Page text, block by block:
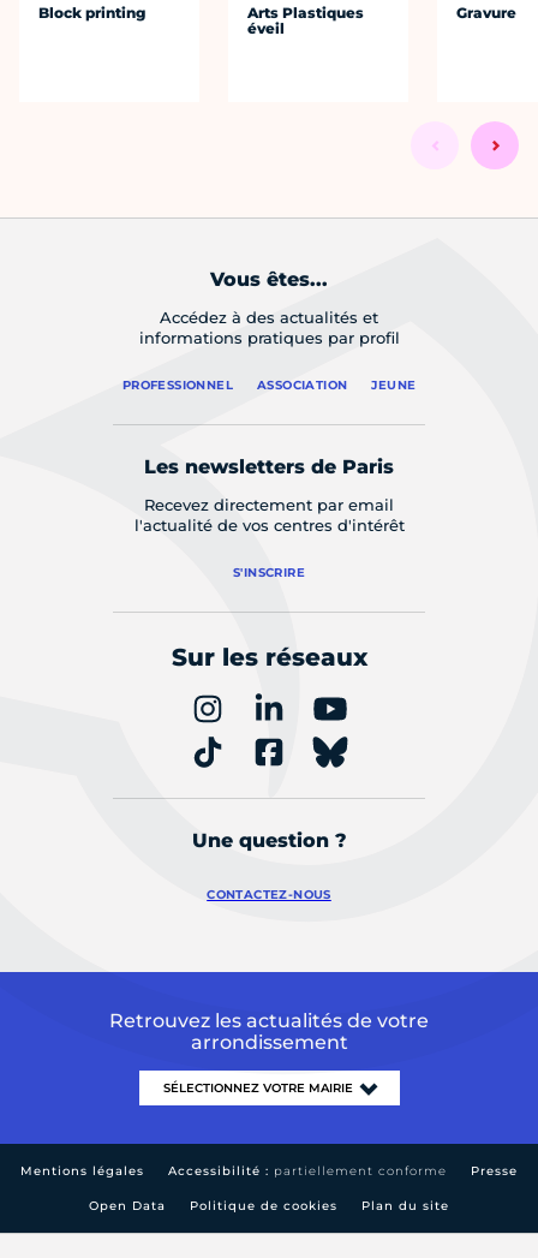
Block printing
Arts Plastiques
éveil
Gravure
Vous êtes...
Accédez à des actualités et
informations pratiques par profil
PROFESSIONNEL ASSOCIATION JEUNE
Les newsletters de Paris
Recevez directement par email
l'actualité de vos centres d'intérêt
S'INSCRIRE
Sur les réseaux
Une question ?
CONTACTEZ-NOUS
Retrouvez les actualités de votre
arrondissement
Mentions légales Accessibilité : partiellement conforme Presse
Open Data Politique de cookies Plan du site